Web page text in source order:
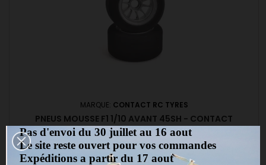
MARQUE: CONTACT RC TYRES
PNEUS MOUSSE F1 1/10 AVANT 45SH - CONTACT
(0)
Pneus mousse F1 avant 45SH CONTACT
Pas d'envoi du 30 juillet au 16 aout
Le site reste ouvert pour vos commandes
Expéditions a partir du 17 aout